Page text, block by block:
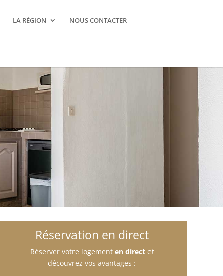
LA RÉGION NOUS CONTACTER
Réservation en direct
Réserver votre logement en directet
découvrez vos avantages :